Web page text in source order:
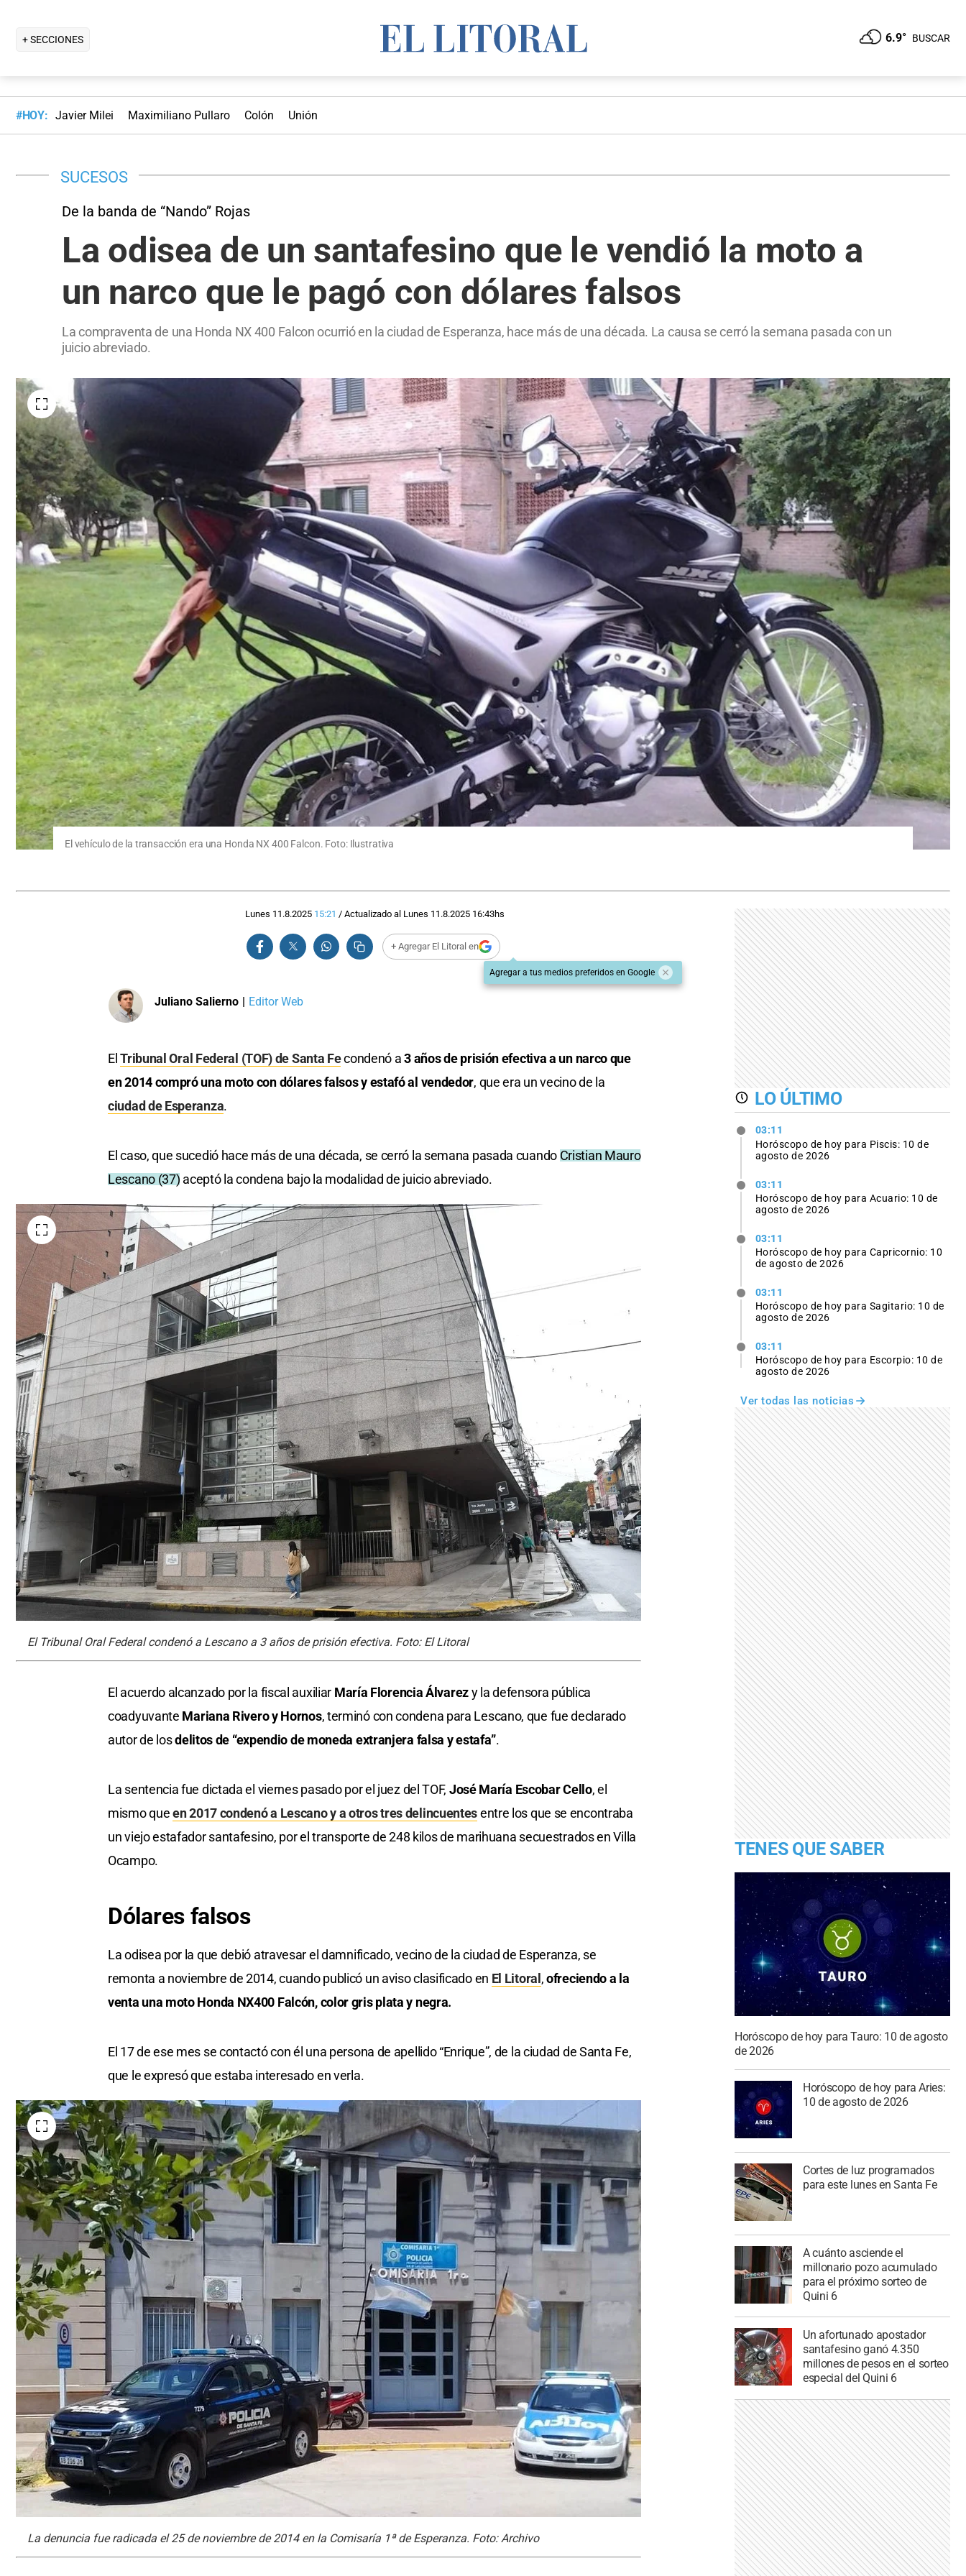
+ SECCIONES 6.9° BUSCAR
#HOY: Javier Milei Maximiliano Pullaro Colón Unión
SUCESOS
De la banda de “Nando” Rojas
La odisea de un santafesino que le vendió la moto a
un narco que le pagó con dólares falsos
La compraventa de una Honda NX 400 Falcon ocurrió en la ciudad de Esperanza, hace más de una década. La causa se cerró la semana pasada con un
juicio abreviado.
El vehículo de la transacción era una Honda NX 400 Falcon. Foto: Ilustrativa
Lunes 11.8.2025 15:21 / Actualizado al Lunes 11.8.2025 16:43hs
+ Agregar El Litoral en
Agregar a tus medios preferidos en Google
Juliano Salierno | Editor Web
ElTribunal Oral Federal (TOF) de Santa Fecondenó a3 años de prisión efectiva a un narco que
en 2014 compró una moto con dólares falsos y estafó al vendedor, que era un vecino de la
ciudad de Esperanza.
El caso, que sucedió hace más de una década, se cerró la semana pasada cuando Cristian Mauro
Lescano (37) aceptó la condena bajo la modalidad de juicio abreviado.
El Tribunal Oral Federal condenó a Lescano a 3 años de prisión efectiva. Foto: El Litoral
El acuerdo alcanzado por la fiscal auxiliar María Florencia Álvarezy la defensora pública
coadyuvante Mariana Rivero y Hornos, terminó con condena para Lescano, que fue declarado
autor de losdelitos de “expendio de moneda extranjera falsa y estafa”.
La sentencia fue dictada el viernes pasado por el juez del TOF, José María Escobar Cello, el
mismo queen 2017 condenó a Lescano y a otros tres delincuentesentre los que se encontraba
un viejo estafador santafesino, por el transporte de 248 kilos de marihuana secuestrados en Villa
Ocampo.
Dólares falsos
La odisea por la que debió atravesar el damnificado, vecino de la ciudad de Esperanza, se
remonta a noviembre de 2014, cuando publicó un aviso clasificado en El Litoral ,ofreciendo a la
venta una moto Honda NX400 Falcón, color gris plata y negra.
El 17 de ese mes se contactó con él una persona de apellido “Enrique”, de la ciudad de Santa Fe,
que le expresó que estaba interesado en verla.
La denuncia fue radicada el 25 de noviembre de 2014 en la Comisaría 1ª de Esperanza. Foto: Archivo
LO ÚLTIMO
03:11
Horóscopo de hoy para Piscis: 10 de
agosto de 2026
03:11
Horóscopo de hoy para Acuario: 10 de
agosto de 2026
03:11
Horóscopo de hoy para Capricornio: 10
de agosto de 2026
03:11
Horóscopo de hoy para Sagitario: 10 de
agosto de 2026
03:11
Horóscopo de hoy para Escorpio: 10 de
agosto de 2026
Ver todas las noticias
TENES QUE SABER
Horóscopo de hoy para Tauro: 10 de agosto
de 2026
Horóscopo de hoy para Aries:
10 de agosto de 2026
Cortes de luz programados
para este lunes en Santa Fe
A cuánto asciende el
millonario pozo acumulado
para el próximo sorteo de
Quini 6
Un afortunado apostador
santafesino ganó 4.350
millones de pesos en el sorteo
especial del Quini 6